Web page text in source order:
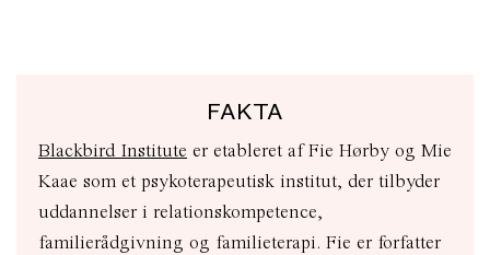
FAKTA
Blackbird Institute er etableret af Fie Hørby og Mie
Kaae som et psykoterapeutisk institut, der tilbyder
uddannelser i relationskompetence,
familierådgivning og familieterapi. Fie er forfatter